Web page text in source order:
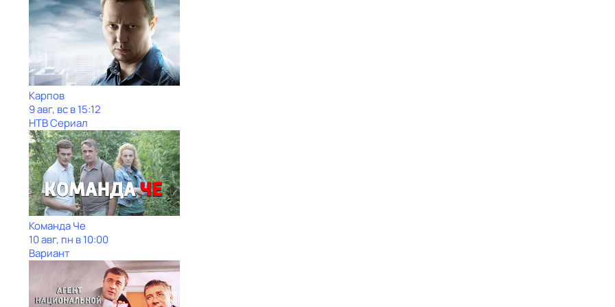
Карпов
9 авг, вс в 15:12
НТВ Сериал
Команда Че
10 авг, пн в 10:00
Вариант